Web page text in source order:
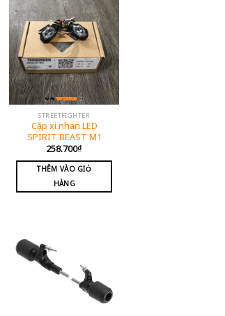
STREETFIGHTER
Cặp xi nhan LED
SPIRIT BEAST M1
258.700₫
THÊM VÀO GIỎ
HÀNG